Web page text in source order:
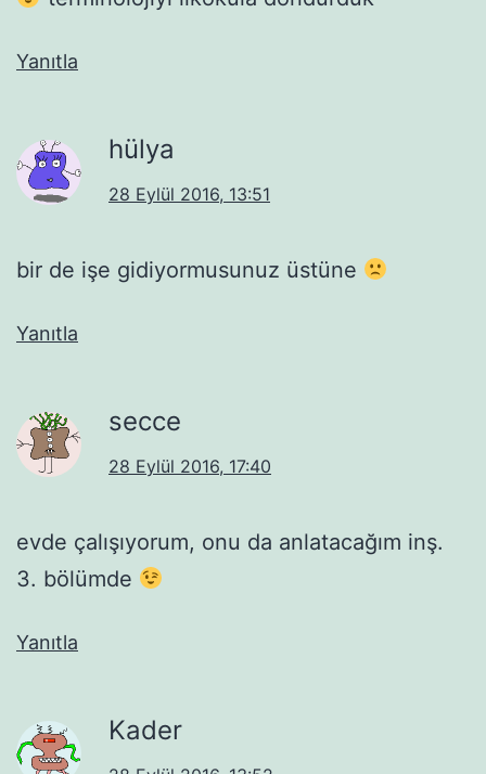
Yanıtla
hülya
28 Eylül 2016, 13:51
bir de işe gidiyormusunuz üstüne
Yanıtla
secce
28 Eylül 2016, 17:40
evde çalışıyorum, onu da anlatacağım inş.
3. bölümde
Yanıtla
Kader